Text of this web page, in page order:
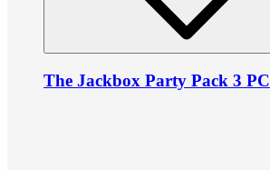
The Jackbox Party Pack 3 PC